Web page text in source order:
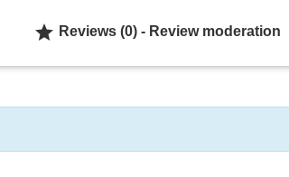
 Reviews (0) - Review moderation